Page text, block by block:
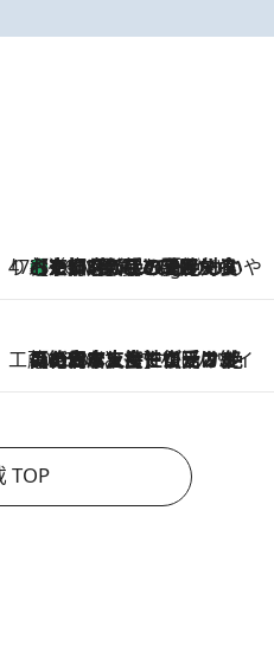
47都道府県の手みやげ ひんやりスイーツで夏を満喫
16 Minutes Ago
【京都府】この夏絶対食べたい 冷やしておいしいおやつ3選 ひと口目から心を掴む新緑のテリーヌ
工藤まやのおもてなしハワイ
2026.8.6
【ハワイ土産】ローカルの絶大な支持で復活！ 絶品の幻クッキー《元ファンの日本人女性が受け継いだ名店》
TOP